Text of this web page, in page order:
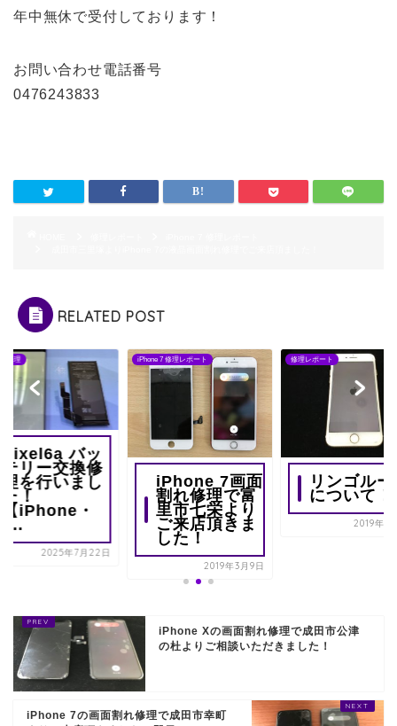
年中無休で受付しております！
お問い合わせ電話番号
0476243833
RELATED POST
修理
Pixel6a バッ
テリー交換修
理を行いまし
た！
【iPhone・
i...
2025年7月22日
iPhone 7 修理レポート
iPhone 7画面
割れ修理で富
里市七栄より
ご来店頂きま
した！
2019年3月9日
修理レポート
リンゴルー
について！
2019年8
iPhone Xの画面割れ修理で成田市公津
の杜よりご相談いただきました！
iPhone 7の画面割れ修理で成田市幸町